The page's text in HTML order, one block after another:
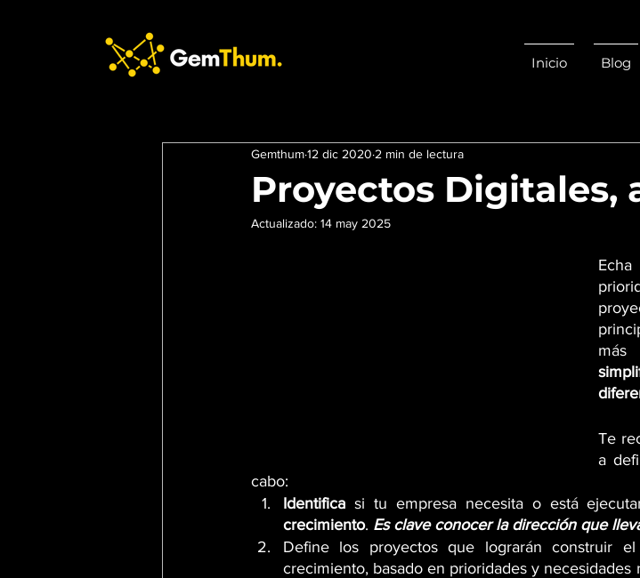
Inicio Blog
Proyectos Digitales,
Gemthum12 dic 2020 2 min de lectura
Actualizado: 14 may 2025
Te
a
cabo:
Identifica si tu empresa necesita o está
crecimiento. Es clave conocer la dirección que
Define los proyectos que lograrán construir
crecimiento, basado en prioridades y necesidades